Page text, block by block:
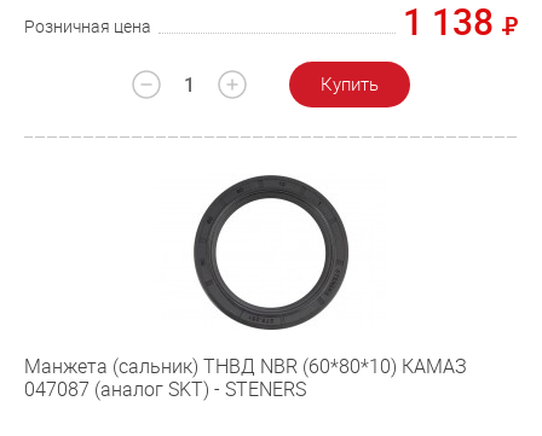
Розничная цена 1 138
Купить
Манжета (сальник) ТНВД NBR (60*80*10) КАМАЗ
047087 (аналог SKT) - STENERS